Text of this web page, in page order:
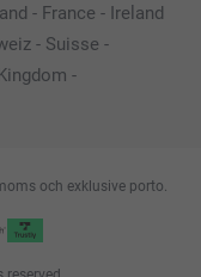
- France - Ireland
- Suisse -
-
och exklusive porto.